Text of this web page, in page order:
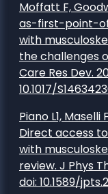
Moffatt F,
as-first-point-
with
the challenges
Care Res Dev.
10.1017/
Piano L1, Maselli
Direct access
with
review. J Phys
doi: 10.1589/